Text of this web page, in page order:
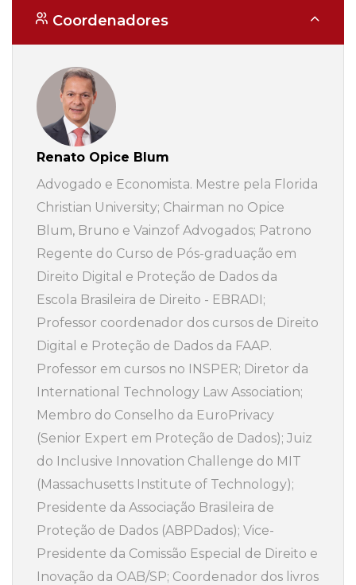
Coordenadores
Renato Opice Blum
Advogado e Economista. Mestre pela Florida
Christian University; Chairman no Opice
Blum, Bruno e Vainzof Advogados; Patrono
Regente do Curso de Pós-graduação em
Direito Digital e Proteção de Dados da
Escola Brasileira de Direito - EBRADI;
Professor coordenador dos cursos de Direito
Digital e Proteção de Dados da FAAP.
Professor em cursos no INSPER; Diretor da
International Technology Law Association;
Membro do Conselho da EuroPrivacy
(Senior Expert em Proteção de Dados); Juiz
do Inclusive Innovation Challenge do MIT
(Massachusetts Institute of Technology);
Presidente da Associação Brasileira de
Proteção de Dados (ABPDados); Vice-
Presidente da Comissão Especial de Direito e
Inovação da OAB/SP; Coordenador dos livros